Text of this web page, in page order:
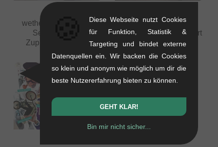
wethepeople Autumn
Session 2015 -
Zuppermarkt - Trier
BMX Jam beim
HipHopOpen in Stuttgart
Diese Webseite nutzt Cookies
für Funktion, Statistik &
Targeting und bindet externe
Datenquellen ein. Wir backen die Cookies
so klein und anonym wie möglich um dir die
beste Nutzererfahrung bieten zu können.
GEHT KLAR!
Bin mir nicht sicher...